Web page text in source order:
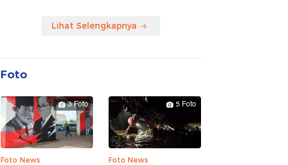
Lihat Selengkapnya
Foto
3 Foto
Foto News
5 Foto
Foto News